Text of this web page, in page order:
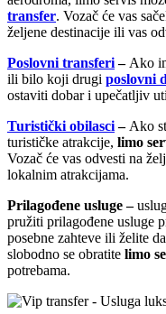
transfer. Vozač će vas
željene destinacije ili vas
Poslovni transferi– Ako
ili bilo koji drugi poslovni
ostaviti dobar i upečatljiv
Turistički obilasci– Ako
turističke atrakcije, limo
Vozač će vas odvesti na
lokalnim atrakcijama.
Prilagođene usluge –
pružiti prilagođene usluge
posebne zahteve ili želite
slobodno se obratite limo
potrebama.